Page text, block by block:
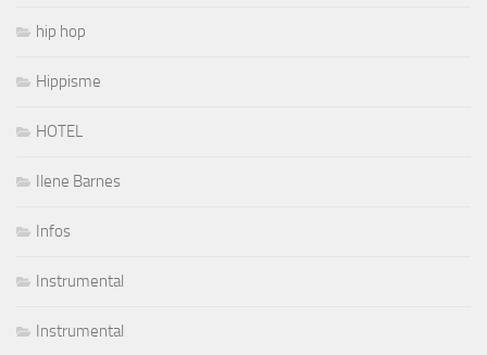
hip hop
Hippisme
HOTEL
Ilene Barnes
Infos
Instrumental
Instrumental